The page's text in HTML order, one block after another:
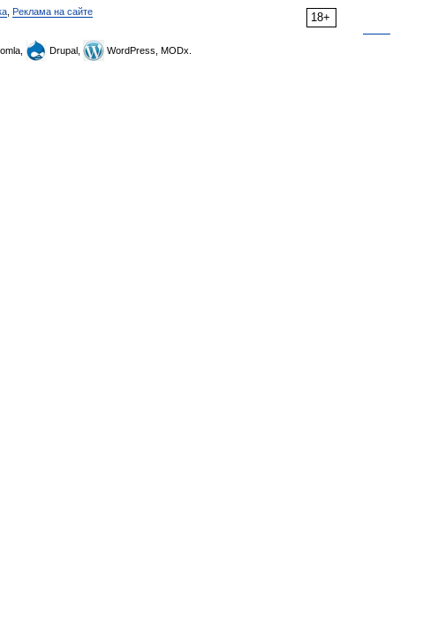
18+
Реклама на сайте
Drupal, WordPress, MODx.